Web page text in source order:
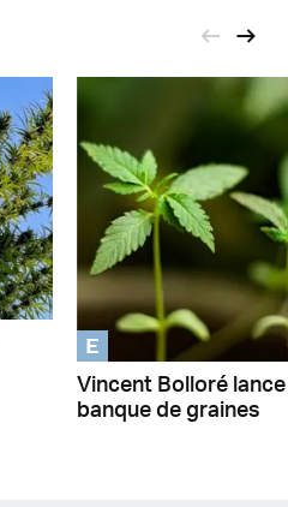
E
Vincent Bolloré
banque de graines